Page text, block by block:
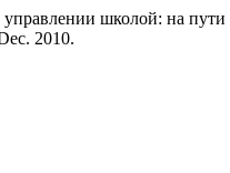
управлении школой: на
2010.